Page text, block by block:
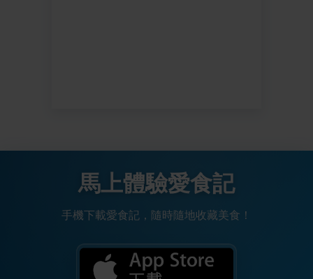
馬上體驗愛食記
手機下載愛食記，隨時隨地收藏美食！